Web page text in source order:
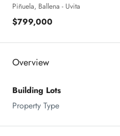
Piñuela, Ballena - Uvita
$799,000
Overview
Building Lots
Property Type